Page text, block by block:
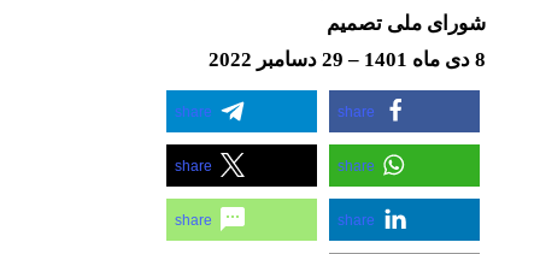
شورای ملی تصمیم
8 دی ماه 1401 – 29 دسامبر 2022
share
share
share
share
share
share